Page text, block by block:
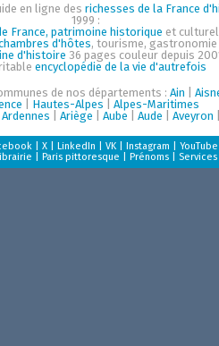
en ligne des richesses de la France
1999 :
France, patrimoine historique et
d'hôtes, tourisme, gastronomie
d'histoire 36 pages couleur depuis
encyclopédie de la vie d'autrefois
de nos départements :Ain |
Hautes-Alpes
Alpes-Maritimes
|Ardennes |Ariège |Aube |Aude |Aveyron
|X |LinkedIn |VK |Instagram |YouTube
|Paris pittoresque |Prénoms Services